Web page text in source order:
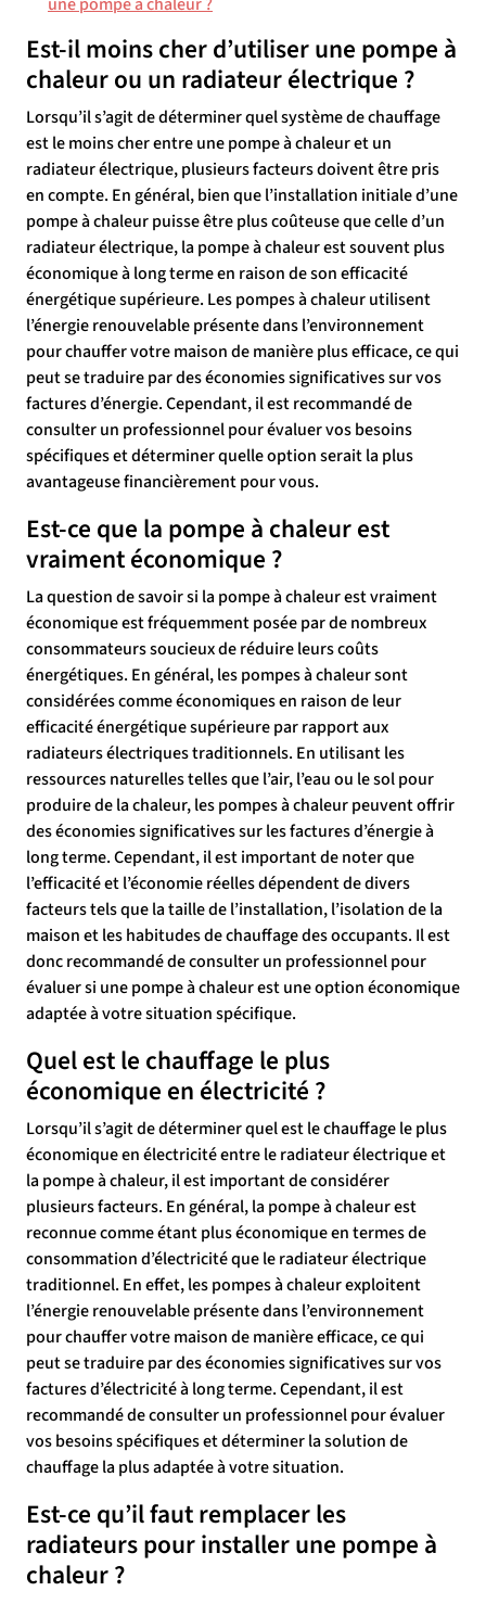
Est-il moins cher d’utiliser une pompe à
chaleur ou un radiateur électrique ?
Lorsqu’il s’agit de déterminer quel système de chauffage
est le moins cher entre une pompe à chaleur et un
radiateur électrique, plusieurs facteurs doivent être pris
en compte. En général, bien que l’installation initiale d’une
pompe à chaleur puisse être plus coûteuse que celle d’un
radiateur électrique, la pompe à chaleur est souvent plus
économique à long terme en raison de son efficacité
énergétique supérieure. Les pompes à chaleur utilisent
l’énergie renouvelable présente dans l’environnement
pour chauffer votre maison de manière plus efficace, ce qui
peut se traduire par des économies significatives sur vos
factures d’énergie. Cependant, il est recommandé de
consulter un professionnel pour évaluer vos besoins
spécifiques et déterminer quelle option serait la plus
avantageuse financièrement pour vous.
Est-ce que la pompe à chaleur est
vraiment économique ?
La question de savoir si la pompe à chaleur est vraiment
économique est fréquemment posée par de nombreux
consommateurs soucieux de réduire leurs coûts
énergétiques. En général, les pompes à chaleur sont
considérées comme économiques en raison de leur
efficacité énergétique supérieure par rapport aux
radiateurs électriques traditionnels. En utilisant les
ressources naturelles telles que l’air, l’eau ou le sol pour
produire de la chaleur, les pompes à chaleur peuvent offrir
des économies significatives sur les factures d’énergie à
long terme. Cependant, il est important de noter que
l’efficacité et l’économie réelles dépendent de divers
facteurs tels que la taille de l’installation, l’isolation de la
maison et les habitudes de chauffage des occupants. Il est
donc recommandé de consulter un professionnel pour
évaluer si une pompe à chaleur est une option économique
adaptée à votre situation spécifique.
Quel est le chauffage le plus
économique en électricité ?
Lorsqu’il s’agit de déterminer quel est le chauffage le plus
économique en électricité entre le radiateur électrique et
la pompe à chaleur, il est important de considérer
plusieurs facteurs. En général, la pompe à chaleur est
reconnue comme étant plus économique en termes de
consommation d’électricité que le radiateur électrique
traditionnel. En effet, les pompes à chaleur exploitent
l’énergie renouvelable présente dans l’environnement
pour chauffer votre maison de manière efficace, ce qui
peut se traduire par des économies significatives sur vos
factures d’électricité à long terme. Cependant, il est
recommandé de consulter un professionnel pour évaluer
vos besoins spécifiques et déterminer la solution de
chauffage la plus adaptée à votre situation.
Est-ce qu’il faut remplacer les
radiateurs pour installer une pompe à
chaleur ?